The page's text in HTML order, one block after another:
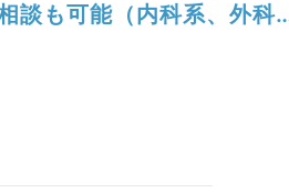
談も可能（内科系、外科